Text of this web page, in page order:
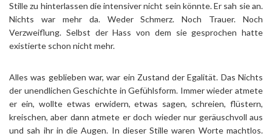
Stille zu hinterlassen die intensiver nicht sein könnte. Er sah sie an.
Nichts war mehr da. Weder Schmerz. Noch Trauer. Noch
Verzweiflung. Selbst der Hass von dem sie gesprochen hatte
existierte schon nicht mehr.
Alles was geblieben war, war ein Zustand der Egalität. Das Nichts
der unendlichen Geschichte in Gefühlsform. Immer wieder atmete
er ein, wollte etwas erwidern, etwas sagen, schreien, flüstern,
kreischen, aber dann atmete er doch wieder nur geräuschvoll aus
und sah ihr in die Augen. In dieser Stille waren Worte machtlos.